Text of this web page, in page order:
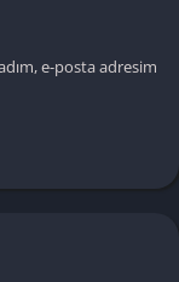
e-posta adresim